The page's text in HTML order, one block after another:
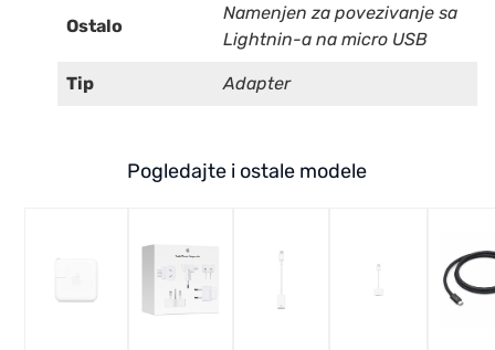
Ostalo
Namenjen za povezivanje sa
Lightnin-a na micro USB
Tip Adapter
Pogledajte i ostale modele